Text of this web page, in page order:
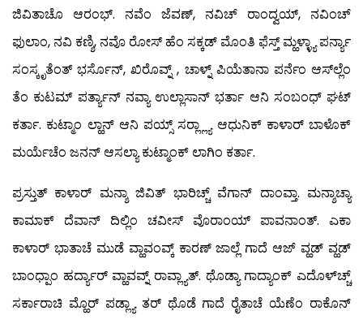
ಜಿವಿತಾಚೊ ಆರಂಭ್. ನವೆಂ ಜೆವಣ್, ನವಿಚ್ ರಾಂದ್ವಯ್, ನವಿಂಚ್
ಫುಲಾಂ, ನವಿ ಕಣ್ಶಿ, ನವೊ ರೋಸ್ ಹೆಂ ಸಕ್ಕಡ್ ಮೊಂತಿ ಫೆಸ್ತ್ ಮ್ಹಳ್ಳ್ಯಾ ಪರ್ನ್ಯಾ
ಸಂಸ್ಕೃತೆಂತ್ ಭರ್ಸೊನ್, ಖಿರೊವ್ನ್ , ಚಾಳ್ನ್ ಪಿಯೆತಾನಾ ಪರ್ನೆಂ ಆಸ್‍ಲ್ಲೆಂ
ತೆಂ ಕುಟಮ್ ಪರ್ತ್ಯಾನ್ ನವ್ಯಾ ಉಲ್ಲಾಸಾನ್ ಭರ್ತಾ ಆನಿ ಸಂಬಂಧ್ ಘಟ್
ಕರ್ತಾ. ಕುಟ್ಮಾಂ ಲ್ಹಾನ್ ಆನಿ ಪಯ್ಸ್ ಸರ್‍ಲ್ಲ್ಯಾ ಆಧುನಿಕ್ ಕಾಳಾರ್ ಬಾಳೊಕ್
ಮರ್ಯೆಚೆಂ ಜನನ್ ಆಸಲ್ಯಾ ಕುಟ್ಮಾಂಕ್ ಲಾಗಿಂ ಕರ್ತಾ.
ಪ್ರಸ್ತುತ್ ಕಾಳಾರ್ ಮನ್ಶಾ ಜಿವಿತ್ ಭಾರಿಚ್ಚ್ ವೆಗಾನ್ ದಾಂವ್ತಾ. ಮನ್ಶಾಚ್ಯಾ
ಕಾಮಾಕ್ ದೆವಾನ್ ದಿಲ್ಲಿಂ ಚವೀಸ್ ವೊರಾಂಯ್ ಪಾವನಾಂತ್. ಎಕಾ
ಕಾಳಾರ್ ಭಾತಾಚೆ ಮುಡೆ ವ್ಹಾವಂವ್ಕ್ ಕಾರಣ್ ಜಾಲ್ಲೆ ಗಾದೆ ಆಜ್ ವ್ಹಡ್ ವ್ಹಡ್
ಬಾಂಧ್ಪಾಂ ಹರ್ದ್ಯಾರ್ ವ್ಹಾವವ್ನ್ ರಾವ್ಲ್ಯಾತ್. ಥೊಡ್ಯಾ ಗಾದ್ಯಾಂಕ್ ಎದೊಳ್‍ಚ್ಚ್
ಸರ್ಕಾರಾಚಿ ಮ್ಹೊರ್ ಪಡ್ಲ್ಯಾ ತರ್ ಥೊಡೆ ಗಾದೆ ರೈತಾಚೆ ಯೆಣೆಂ ರಾಕೊನ್